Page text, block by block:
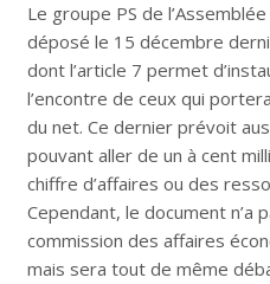
Le groupe PS de
déposé le 15 décembre
dont l’article 7 permet
l’encontre de ceux qui
du net. Ce dernier prévoit
pouvant aller de un à cent
chiffre d’affaires ou des
Cependant, le document n’a
commission des affaires
mais sera tout de même